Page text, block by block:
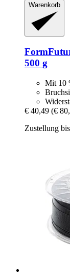
Warenkorb
500 g
Mit 10
€ 40,49 (€
Zustellung